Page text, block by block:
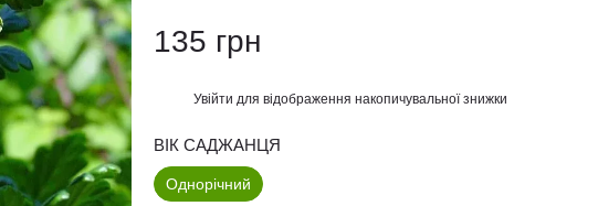
135 грн
Увійти для відображення накопичувальної знижки
ВІК САДЖАНЦЯ
Однорічний